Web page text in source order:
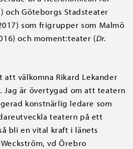
och Göteborgs Stadsteater
som frigrupper som Malmö
och moment:teater (Dr.
välkomna Rikard Lekander
Jag är övertygad om att teatern
konstnärlig ledare som
teatern på ett
bli en vital kraft i länets
vd Örebro